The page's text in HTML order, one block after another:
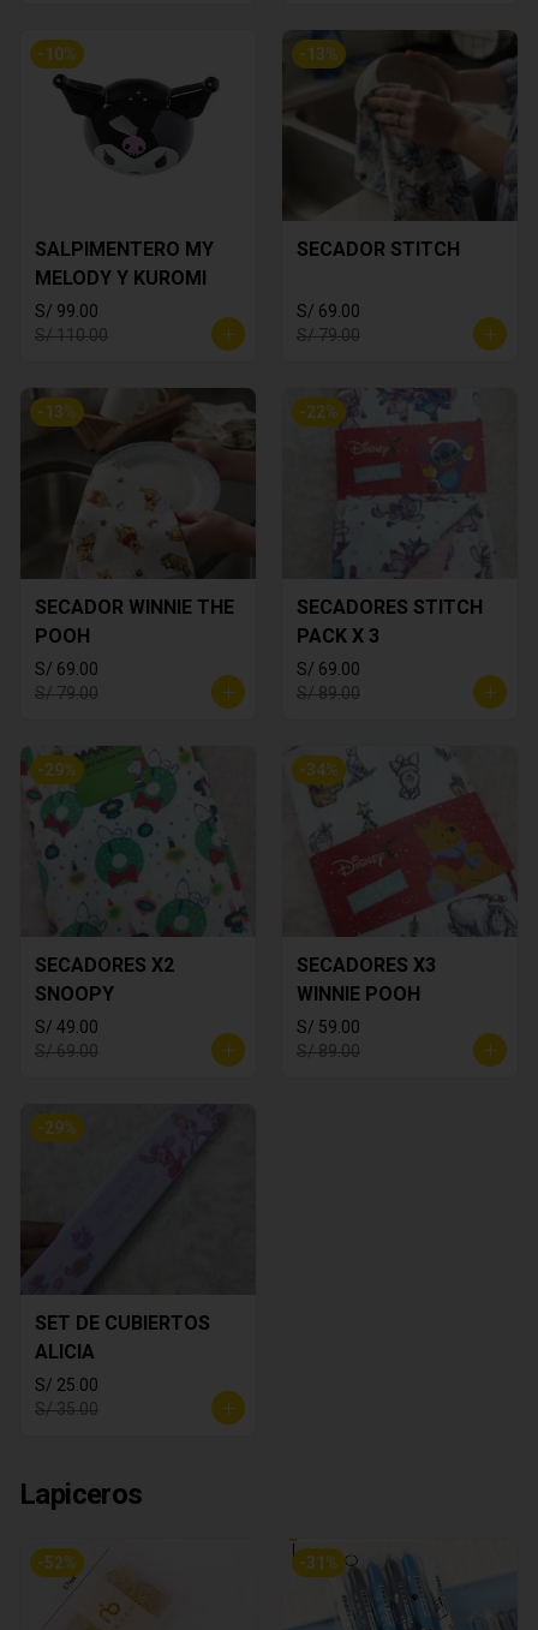
-10%
SALPIMENTERO MY
MELODY Y KUROMI
S/ 99.00
S/ 110.00
-13%
SECADOR STITCH
S/ 69.00
S/ 79.00
-13%
SECADOR WINNIE THE
POOH
S/ 69.00
S/ 79.00
-22%
SECADORES STITCH
PACK X 3
S/ 69.00
S/ 89.00
-29%
SECADORES X2
SNOOPY
S/ 49.00
S/ 69.00
-34%
SECADORES X3
WINNIE POOH
S/ 59.00
S/ 89.00
-29%
SET DE CUBIERTOS
ALICIA
S/ 25.00
S/ 35.00
Lapiceros
-52% -31 %